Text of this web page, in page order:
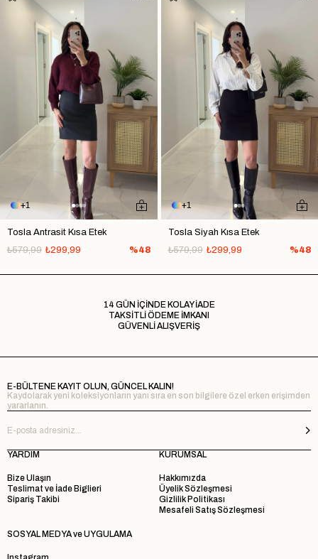
1
Tosla Antrasit Kısa Etek
₺299,99
₺579,99 %48
1
Tosla Siyah Kısa Etek
₺299,99
₺579,99 %48
14 GÜN İÇİNDE KOLAY İADE
TAKSİTLİ ÖDEME İMKANI
GÜVENLİ ALIŞVERİŞ
E-BÜLTENE KAYIT OLUN, GÜNCEL KALIN!
Kaydolarak yeni koleksiyonların yanı sıra en son bilgilere özel erken erişimden
yararlanın.
YARDIM
Bize Ulaşın
Teslimat ve İade Biglieri
Sipariş Takibi
KURUMSAL
Hakkımızda
Üyelik Sözleşmesi
Gizlilik Politikası
Mesafeli Satış Sözleşmesi
SOSYAL MEDYA ve UYGULAMA